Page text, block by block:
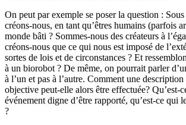
On peut par exemple se poser la question :
créons-nous, en tant qu’êtres humains (parfois
monde bâti ? Sommes-nous des créateurs à
créons-nous que ce qui nous est imposé de
sortes de lois et de circonstances ? Et
à un biorobot ? De même, on pourrait parler
à l’un et pas à l’autre. Comment une
objective peut-elle alors être effectuée? Qu’est-
événement digne d’être rapporté, qu’est-ce qui
?